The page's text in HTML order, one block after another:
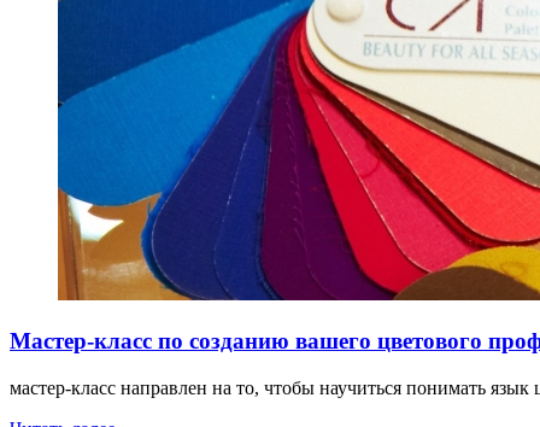
Мастер-класс по созданию вашего цветового
мастер-класс направлен на то, чтобы научиться понимать